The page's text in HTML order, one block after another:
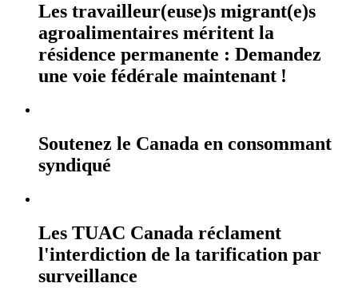
Les travailleur(euse)s migrant(e)s
agroalimentaires méritent la
résidence permanente : Demandez
une voie fédérale maintenant !
Soutenez le Canada en consommant
syndiqué
Les TUAC Canada réclament
l'interdiction de la tarification par
surveillance